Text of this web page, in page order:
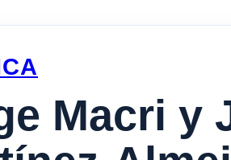
Macri y